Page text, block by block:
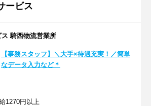
ービス
騎西物流営業所
【事務スタッフ】＼大手×待遇充実！／簡単
なデータ入力など＊
1270円以上